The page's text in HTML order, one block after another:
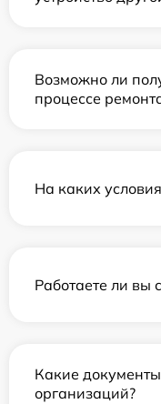
Возможно ли
процессе
На каких
Работаете ли вы
Какие
организаций?